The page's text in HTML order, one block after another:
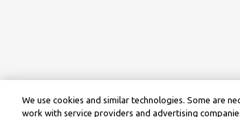
We use cookies and similar technologies. Some are
work with service providers and advertising